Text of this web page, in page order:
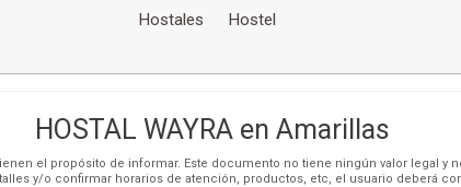
Hostales Hostel
HOSTAL WAYRA en Amarillas
el propósito de informar. Este documento no tiene ningún valor legal y
y/o confirmar horarios de atención, productos, etc, el usuario deberá